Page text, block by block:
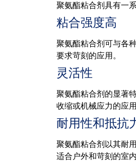
聚氨酯粘合剂具有一
粘合强度高
聚氨酯粘合剂可与各
要求苛刻的应用。
灵活性
聚氨酯粘合剂的显著
收缩或机械应力的应
耐用性和抵抗
聚氨酯粘合剂以其耐
适合户外和苛刻的室内